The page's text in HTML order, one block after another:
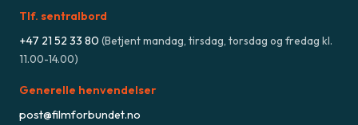
Tlf. sentralbord
+47 21 52 33 80 (Betjent mandag, tirsdag, torsdag og fredag kl.
11.00-14.00)
Generelle henvendelser
post@filmforbundet.no